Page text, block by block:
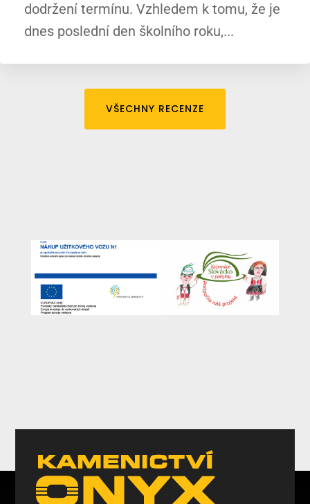
dodržení termínu. Vzhledem k tomu, že je
dnes poslední den školního roku,...
VŠECHNY RECENZE